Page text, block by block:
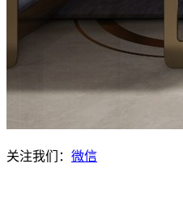
关注我们： 微信